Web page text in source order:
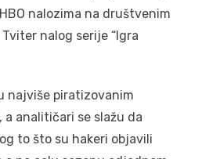
nalozima na društvenim
nalog serije “Igra
najviše piratizovanim
a analitičari se slažu da
to što su hakeri objavili